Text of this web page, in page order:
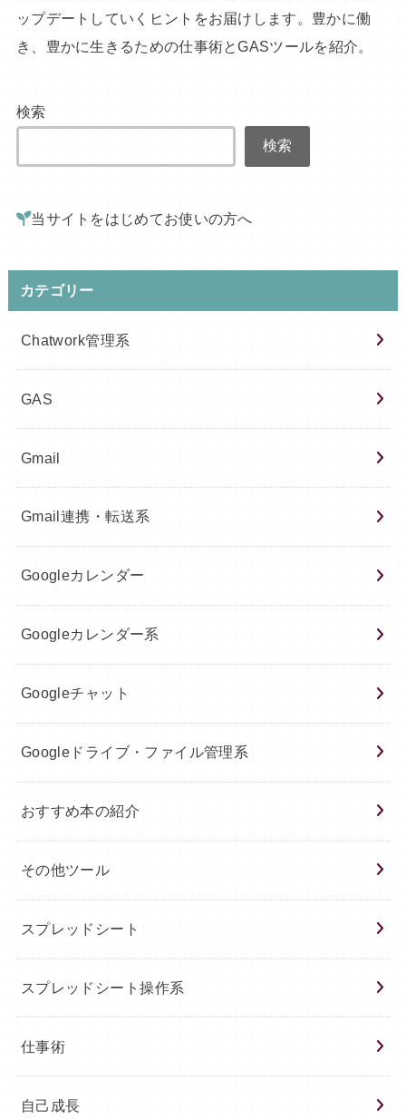
ップデートしていくヒントをお届けします。豊かに働
き、豊かに生きるための仕事術とGASツールを紹介。
検索
検索
当サイトをはじめてお使いの方へ
カテゴリー
Chatwork管理系
GAS
Gmail
Gmail連携・転送系
Googleカレンダー
Googleカレンダー系
Googleチャット
Googleドライブ・ファイル管理系
おすすめ本の紹介
その他ツール
スプレッドシート
スプレッドシート操作系
仕事術
自己成長